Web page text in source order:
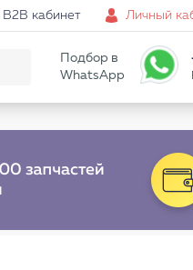
B2B кабинет Личный
Подбор в
WhatsApp